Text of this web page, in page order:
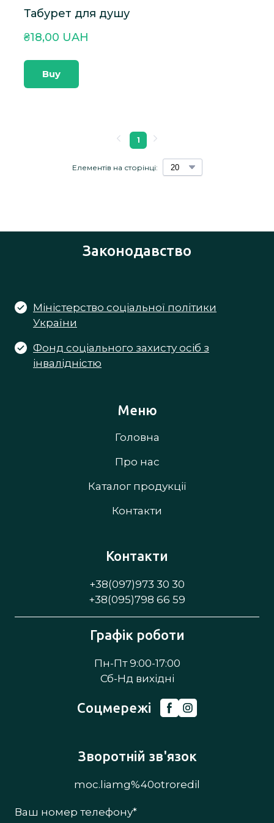
Табурет для душу
₴18,00 UAH
Buy
Елементів на сторінці:
1
Законодавство
Міністерство соціальної політики
України
Фонд соціального захисту осіб з
інвалідністю
Меню
Головна
Про нас
Каталог продукції
Контакти
Контакти
+38(097)973 30 30
+38(095)798 66 59
Графік роботи
Пн-Пт 9:00-17:00
Сб-Нд вихідні
Соцмережі
Зворотній зв'язок
moc.liamg%40otroredil
Ваш номер телефону*